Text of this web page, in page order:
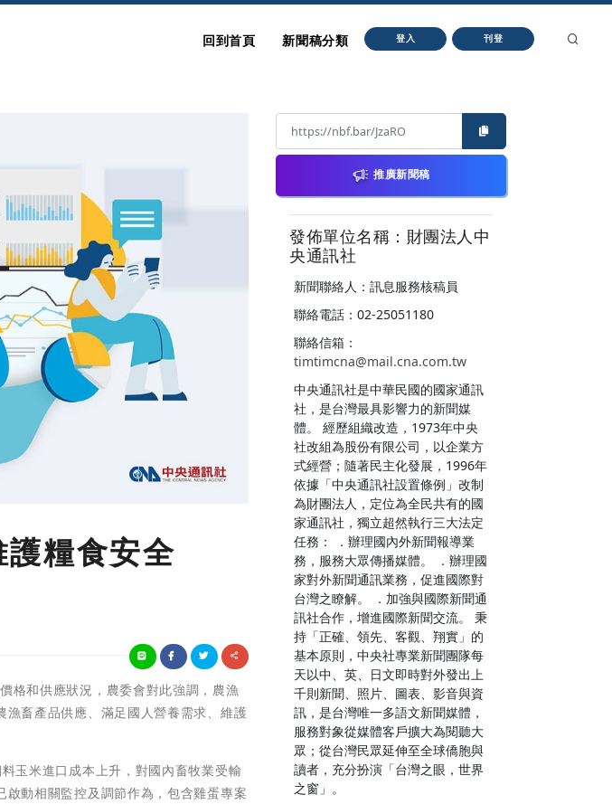
回到首頁 新聞稿分類 登入 刊登
糧食安全
格和供應狀況，農委會對此強調，農漁
畜產品供應、滿足國人營養需求、維護
玉米進口成本上升，對國內畜牧業受輸
動相關監控及調節作為，包含雞蛋專案
推廣新聞稿
發佈單位名稱：財團法人中
央通訊社
新聞聯絡人：訊息服務核稿員
聯絡電話：02-25051180
聯絡信箱：
timtimcna@mail.cna.com.tw
中央通訊社是中華民國的國家通訊
社，是台灣最具影響力的新聞媒
體。 經歷組織改造，1973年中央
社改組為股份有限公司，以企業方
式經營；隨著民主化發展，1996年
依據「中央通訊社設置條例」改制
為財團法人，定位為全民共有的國
家通訊社，獨立超然執行三大法定
任務： ．辦理國內外新聞報導業
務，服務大眾傳播媒體。 ．辦理國
家對外新聞通訊業務，促進國際對
台灣之瞭解。 ．加強與國際新聞通
訊社合作，增進國際新聞交流。 秉
持「正確、領先、客觀、翔實」的
基本原則，中央社專業新聞團隊每
天以中、英、日文即時對外發出上
千則新聞、照片、圖表、影音與資
訊，是台灣唯一多語文新聞媒體，
服務對象從媒體客戶擴大為閱聽大
眾；從台灣民眾延伸至全球僑胞與
讀者，充分扮演「台灣之眼，世界
之窗」。